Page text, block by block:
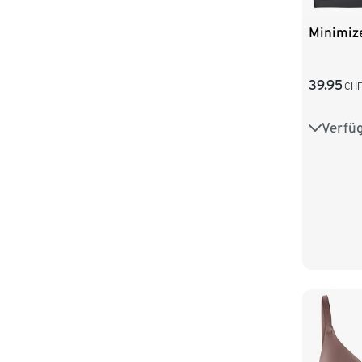
39.95CHF
85D